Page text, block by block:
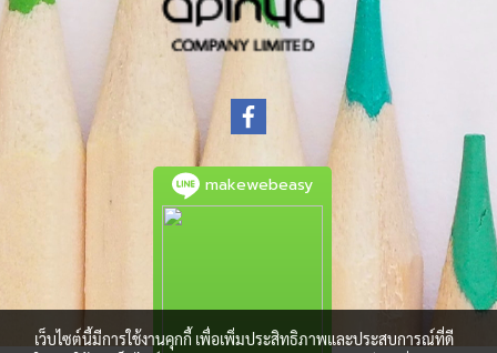
makewebeasy
เว็บไซต์นี้มีการใช้งานคุกกี้ เพื่อเพิ่มประสิทธิภาพและประสบการณ์ที่ดี